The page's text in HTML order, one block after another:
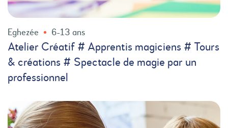
Eghezée 6-13 ans
Atelier Créatif # Apprentis magiciens # Tours
& créations # Spectacle de magie par un
professionnel